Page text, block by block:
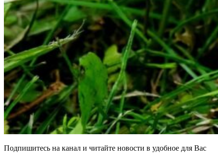
Подпишитесь на канал и читайте новости в удобное для Вас